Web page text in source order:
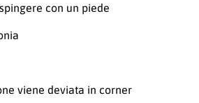
con un piede
viene deviata in corner